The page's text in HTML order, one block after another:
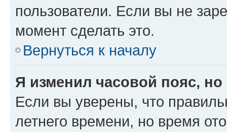
пользователи. Если вы не
момент сделать это.
Вернуться к началу
Я изменил часовой пояс,
Если вы уверены, что
летнего времени, но время